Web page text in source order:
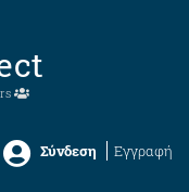
Σύνδεση Εγγραφή